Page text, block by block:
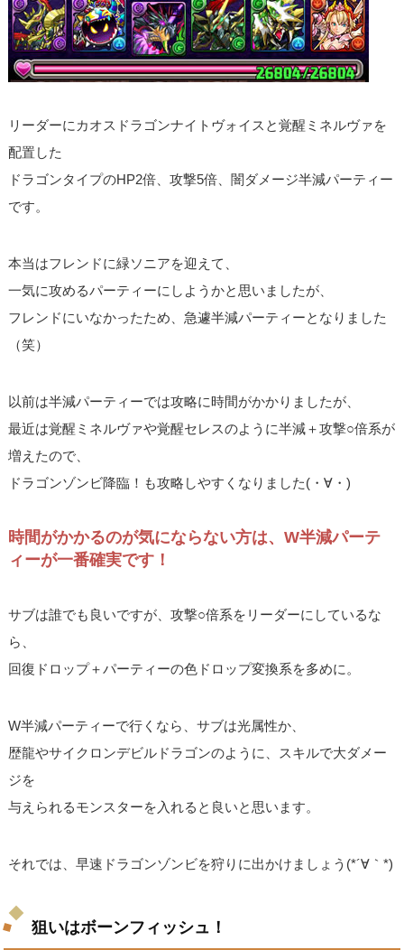
リーダーにカオスドラゴンナイトヴォイスと覚醒ミネルヴァを
配置した
ドラゴンタイプのHP2倍、攻撃5倍、闇ダメージ半減パーティー
です。
本当はフレンドに緑ソニアを迎えて、
一気に攻めるパーティーにしようかと思いましたが、
フレンドにいなかったため、急遽半減パーティーとなりました
（笑）
以前は半減パーティーでは攻略に時間がかかりましたが、
最近は覚醒ミネルヴァや覚醒セレスのように半減＋攻撃○倍系が
増えたので、
ドラゴンゾンビ降臨！も攻略しやすくなりました(・∀・)
時間がかかるのが気にならない方は、W半減パーテ
ィーが一番確実です！
サブは誰でも良いですが、攻撃○倍系をリーダーにしているな
ら、
回復ドロップ＋パーティーの色ドロップ変換系を多めに。
W半減パーティーで行くなら、サブは光属性か、
歴龍やサイクロンデビルドラゴンのように、スキルで大ダメー
ジを
与えられるモンスターを入れると良いと思います。
それでは、早速ドラゴンゾンビを狩りに出かけましょう(*´∀｀*)
狙いはボーンフィッシュ！